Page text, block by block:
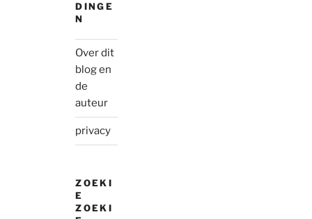
DINGE
N
Over dit
blog en
de
auteur
privacy
ZOEKI
E
ZOEKI